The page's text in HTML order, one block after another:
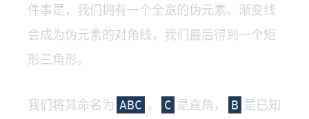
件事是，我们拥有一个全宽的伪元素。渐变线
会成为伪元素的对角线，我们最后得到一个矩
形三角形。
我们将其命名为 ABC ， C 是直角， B 是已知